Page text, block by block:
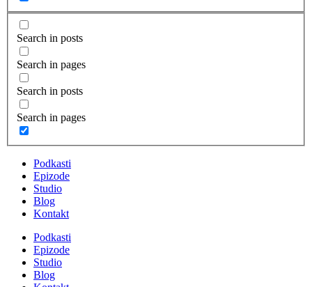
Search in posts
Search in pages
Search in posts
Search in pages
Podkasti
Epizode
Studio
Blog
Kontakt
Podkasti
Epizode
Studio
Blog